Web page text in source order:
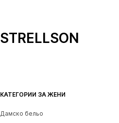
КАТЕГОРИИ ЗА ЖЕНИ
Дамско бельо
STRELLSON